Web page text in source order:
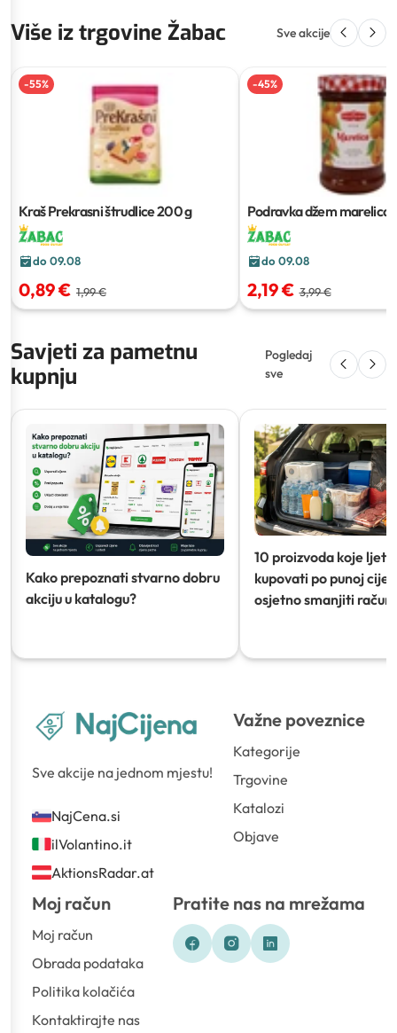
Više iz trgovine Žabac Sve akcije
-55%
Kraš Prekrasni štrudlice200 g
do 09.08
0,89 € 1,99 €
-45%
Podravka džem marelica
do 09.08
2,19 € 3,99 €
Savjeti za pametnu
kupnju
Pogledaj
sve
Kako prepoznati stvarno dobru
akciju u katalogu?
10 proizvoda koje ljeti
kupovati po punoj
osjetno smanjiti račun)
Sve akcije na jednom mjestu!
NajCena.si
ilVolantino.it
AktionsRadar.at
Važne poveznice
Kategorije
Trgovine
Katalozi
Objave
Moj račun
Moj račun
Obrada podataka
Politika kolačića
Kontaktirajte nas
Pratite nas na mrežama